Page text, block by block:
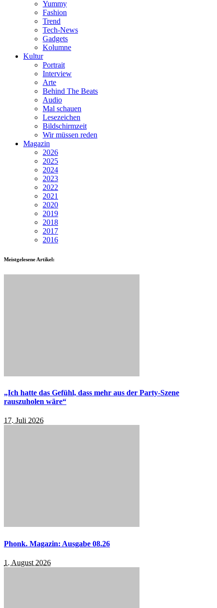
Yummy
Fashion
Trend
Tech-News
Gadgets
Kolumne
Kultur
Portrait
Interview
Arte
Behind The Beats
Audio
Mal schauen
Lesezeichen
Bildschirmzeit
Wir müssen reden
Magazin
2026
2025
2024
2023
2022
2021
2020
2019
2018
2017
2016
Meistgelesene Artikel:
„Ich hatte das Gefühl, dass mehr aus der Party-Szene
rauszuholen wäre“
17. Juli 2026
Phonk. Magazin: Ausgabe 08.26
1. August 2026